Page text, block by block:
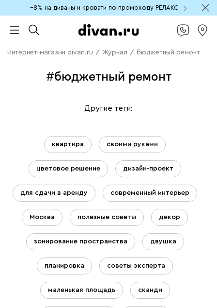
−8% на диваны и кровати по промокоду РЕЛАКС
Интернет-магазин divan.ru / Журнал / бюджетный ремонт
#бюджетный ремонт
Другие теги:
квартира своими руками
цветовое решение дизайн-проект
для сдачи в аренду современный интерьер
Москва полезные советы декор
зонирование пространства двушка
планировка советы эксперта
маленькая площадь сканди